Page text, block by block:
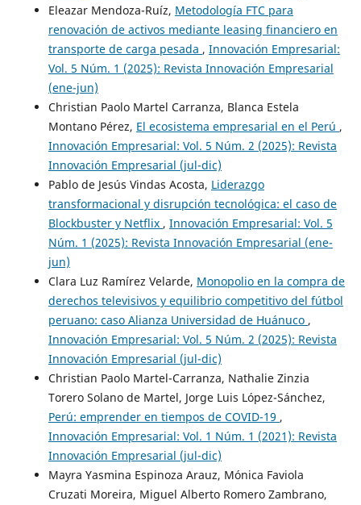
Eleazar Mendoza-Ruíz, Metodología FTC para
renovación de activos mediante leasing financiero en
transporte de carga pesada , Innovación Empresarial:
Vol. 5 Núm. 1 (2025): Revista Innovación Empresarial
(ene-jun)
Christian Paolo Martel Carranza, Blanca Estela
Montano Pérez, El ecosistema empresarial en el Perú ,
Innovación Empresarial: Vol. 5 Núm. 2 (2025): Revista
Innovación Empresarial (jul-dic)
Pablo de Jesús Vindas Acosta, Liderazgo
transformacional y disrupción tecnológica: el caso de
Blockbuster y Netflix , Innovación Empresarial: Vol. 5
Núm. 1 (2025): Revista Innovación Empresarial (ene-
jun)
Clara Luz Ramírez Velarde, Monopolio en la compra de
derechos televisivos y equilibrio competitivo del fútbol
peruano: caso Alianza Universidad de Huánuco ,
Innovación Empresarial: Vol. 5 Núm. 2 (2025): Revista
Innovación Empresarial (jul-dic)
Christian Paolo Martel-Carranza, Nathalie Zinzia
Torero Solano de Martel, Jorge Luis López-Sánchez,
Perú: emprender en tiempos de COVID-19 ,
Innovación Empresarial: Vol. 1 Núm. 1 (2021): Revista
Innovación Empresarial (jul-dic)
Mayra Yasmina Espinoza Arauz, Mónica Faviola
Cruzati Moreira, Miguel Alberto Romero Zambrano,